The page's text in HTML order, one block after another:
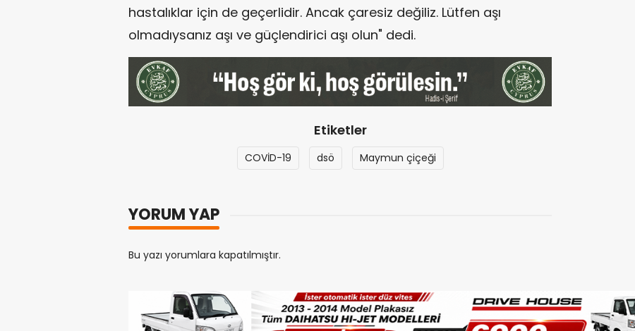
hastalıklar için de geçerlidir. Ancak çaresiz değiliz. Lütfen aşı
olmadıysanız aşı ve güçlendirici aşı olun" dedi.
Etiketler
COVİD-19 dsö Maymun çiçeği
YORUM YAP
Bu yazı yorumlara kapatılmıştır.